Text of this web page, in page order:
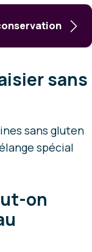
sans
sans gluten
spécial
on